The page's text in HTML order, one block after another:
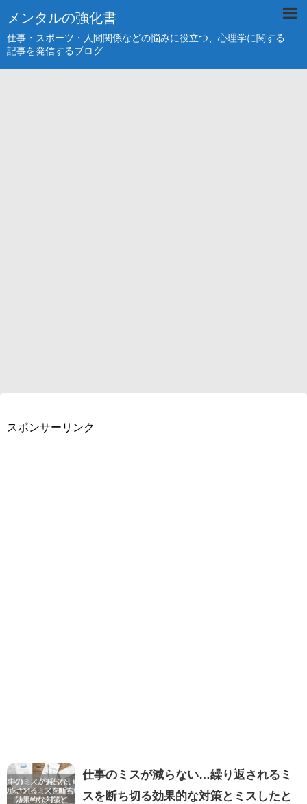
メンタルの強化書
仕事・スポーツ・人間関係などの悩みに役立つ、心理学に関する
記事を発信するブログ
スポンサーリンク
仕事のミスが減らない…繰り返されるミ
スを断ち切る効果的な対策とミスしたと